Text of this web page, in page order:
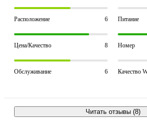
Расположение 6 Питание
Цена/Качество 8 Номер
Обслуживание 6 Качество
Читать отзывы (8)